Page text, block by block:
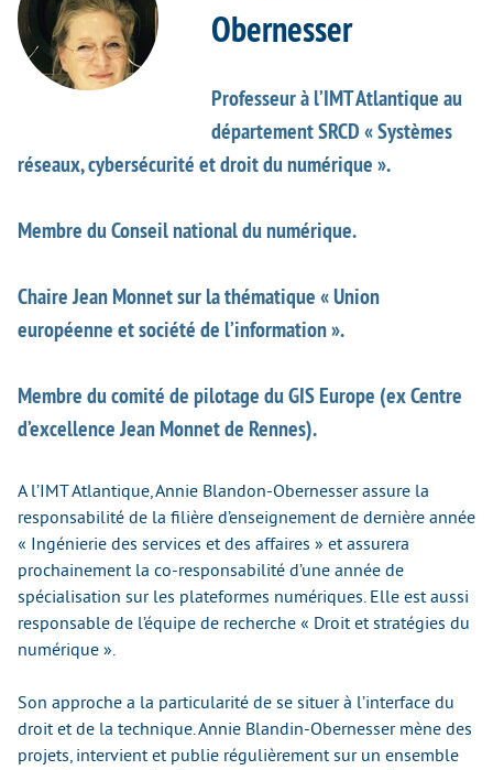
Obernesser
Professeur à l’IMT Atlantique au
département SRCD « Systèmes
réseaux, cybersécurité et droit du numérique ».
Membre du Conseil national du numérique.
Chaire Jean Monnet sur la thématique « Union
européenne et société de l’information ».
Membre du comité de pilotage du GIS Europe (ex Centre
d’excellence Jean Monnet de Rennes).
A l’IMT Atlantique, Annie Blandon-Obernesser assure la
responsabilité de la filière d’enseignement de dernière année
« Ingénierie des services et des affaires » et assurera
prochainement la co-responsabilité d’une année de
spécialisation sur les plateformes numériques. Elle est aussi
responsable de l’équipe de recherche « Droit et stratégies du
numérique ».
Son approche a la particularité de se situer à l’interface du
droit et de la technique. Annie Blandin-Obernesser mène des
projets, intervient et publie régulièrement sur un ensemble